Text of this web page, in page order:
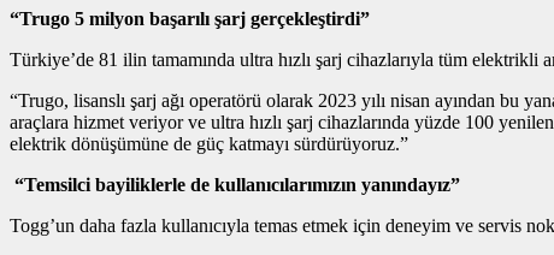
“Trugo 5 milyon başarılı şarj gerçekleştirdi”
Türkiye’de 81 ilin tamamında ultra hızlı şarj cihazlarıyla tüm
“Trugo, lisanslı şarj ağı operatörü olarak 2023 yılı nisan ayından bu
araçlara hizmet veriyor ve ultra hızlı şarj cihazlarında yüzde 100
elektrik dönüşümüne de güç katmayı sürdürüyoruz.”
“Temsilci bayiliklerle de kullanıcılarımızın yanındayız”
Togg’un daha fazla kullanıcıyla temas etmek için deneyim ve servis